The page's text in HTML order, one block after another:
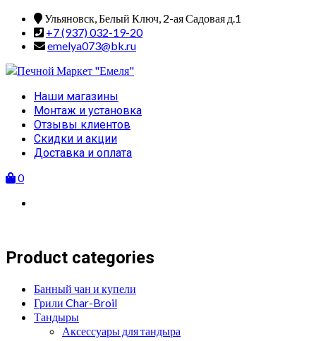
Skip
content
Ульяновск, Белый Ключ, 2-ая Садовая д.1
+7 (937) 032-19-20
emelya073@bk.ru
Primary
Menu
Наши магазины
Монтаж и установка
Отзывы клиентов
Скидки и акции
Доставка и оплата
0
Product categories
Банный чан и купели
Грили Char-Broil
Тандыры
Аксессуары для тандыра